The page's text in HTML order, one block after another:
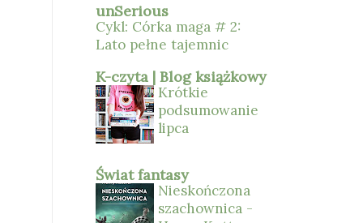
unSerious
Cykl: Córka maga # 2:
Lato pełne tajemnic
K-czyta | Blog książkowy
Krótkie
podsumowanie
lipca
Świat fantasy
Nieskończona
szachownica -